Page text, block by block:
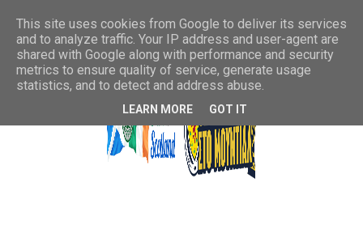
This site uses cookies from Google to deliver its services
and to analyze traffic. Your IP address and user-agent are
shared with Google along with performance and security
metrics to ensure quality of service, generate usage
statistics, and to detect and address abuse.
LEARN MORE GOT IT